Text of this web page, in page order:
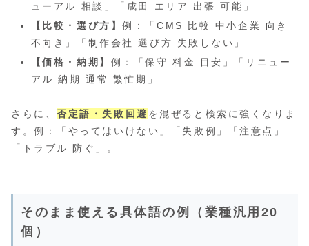
ューアル 相談」「成田 エリア 出張 可能」
【比較・選び方】例：「CMS 比較 中小企業 向き
不向き」「制作会社 選び方 失敗しない」
【価格・納期】 例：「保守 料金 目安」「リニュー
アル 納期 通常 繁忙期」
さらに、否定語・失敗回避 を混ぜると検索に強くなりま
す。例：「やってはいけない」「失敗例」「注意点」
「トラブル 防ぐ」。
そのまま使える具体語の例（業種汎用20
個）